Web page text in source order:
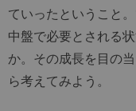
ていったということ
中盤で必要とされる
か。その成長を目の
ら考えてみよう。